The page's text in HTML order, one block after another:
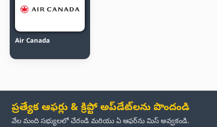
Air Canada
ప్రత్యేక ఆఫర్లు & క్రిప్టో అప్‌డేట్‌లను పొందండి
వేల మంది సభ్యులలో చేరండి మరియు ఏ ఆఫర్‌ను మిస్ అవ్వకండి.